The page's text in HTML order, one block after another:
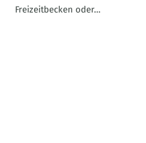
Freizeitbecken oder…